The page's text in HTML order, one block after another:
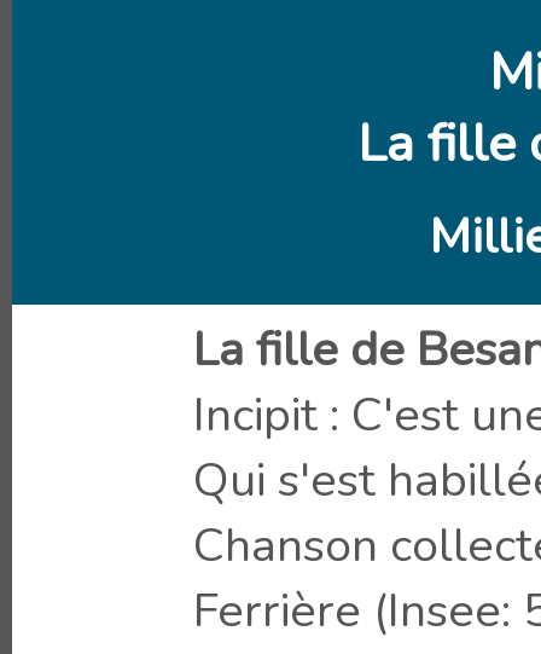
La fille
La fille de
Incipit : C'est
Qui s'est
Chanson
Ferrière